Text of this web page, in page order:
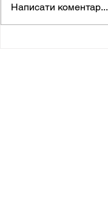
Написати коментар...